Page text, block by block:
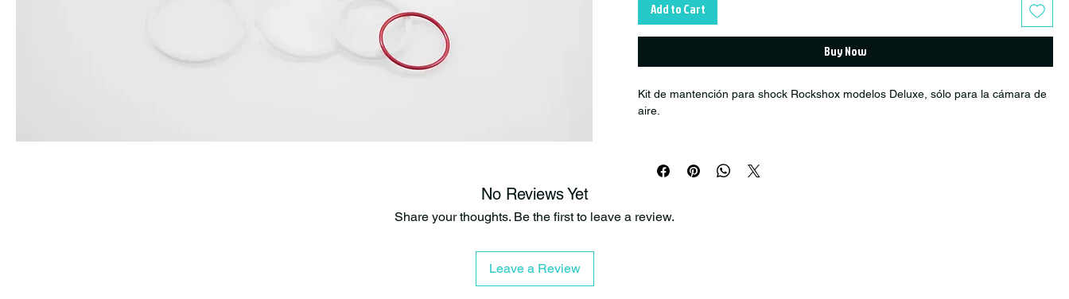
Add to Cart
Buy Now
Kit de mantención para shock Rockshox modelos Deluxe, sólo para la cámara de
aire.
Diameter: -- / Year: --
Compatibility:
No Reviews Yet
Share your thoughts. Be the first to leave a review.
Leave a Review